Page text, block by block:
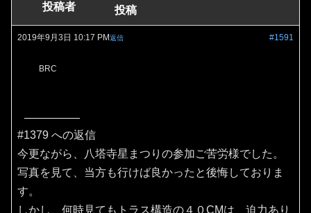
投稿者 投稿
2019年9月3日 10:17 PM #1591
返信
BRC
#1379 への返信
今更ながら、八塔寺星まつりの参加ご苦労様でした。
写真を見て、当方も行けば良かったと後悔しておりま
す。
しかし、何時見てもトラス構造の４０CMは、迫力あり